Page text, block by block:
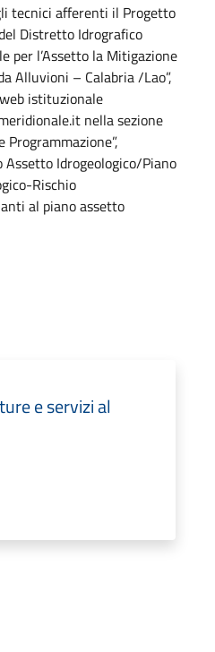
tecnici afferenti il Progetto
Distretto Idrografico
per l’Assetto la Mitigazione
Alluvioni – Calabria /Lao”,
istituzionale
nella sezione
Programmazione”,
Assetto Idrogeologico/Piano
Rischio
al piano assetto
e servizi al